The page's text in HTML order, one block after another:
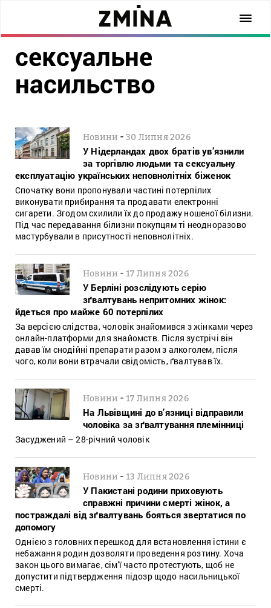
сексуальне
насильство
Новини -30 Липня 2026
У Нідерландах двох братів ув’язнили
за торгівлю людьми та сексуальну
експлуатацію українських неповнолітніх біженок
Спочатку вони пропонували частині потерпілих
виконувати прибирання та продавати електронні
сигарети. Згодом схилили їх до продажу ношеної білизни.
Під час передавання білизни покупцям ті неодноразово
мастурбували в присутності неповнолітніх.
Новини -17 Липня 2026
У Берліні розслідують серію
зґвалтувань непритомних жінок:
йдеться про майже 60 потерпілих
За версією слідства, чоловік знайомився з жінками через
онлайн-платформи для знайомств. Після зустрічі він
давав їм снодійні препарати разом з алкоголем, після
чого, коли вони втрачали свідомість, ґвалтував їх.
Новини -17 Липня 2026
На Львівщині до в’язниці відправили
чоловіка за зґвалтування племінниці
Засуджений – 28-річний чоловік
Новини -13 Липня 2026
У Пакистані родини приховують
справжні причини смерті жінок, а
постраждалі від зґвалтувань бояться звертатися по
допомогу
Однією з головних перешкод для встановлення істини є
небажання родин дозволяти проведення розтину. Хоча
закон цього вимагає, сім'ї часто протестують, щоб не
допустити підтвердження підозр щодо насильницької
смерті.